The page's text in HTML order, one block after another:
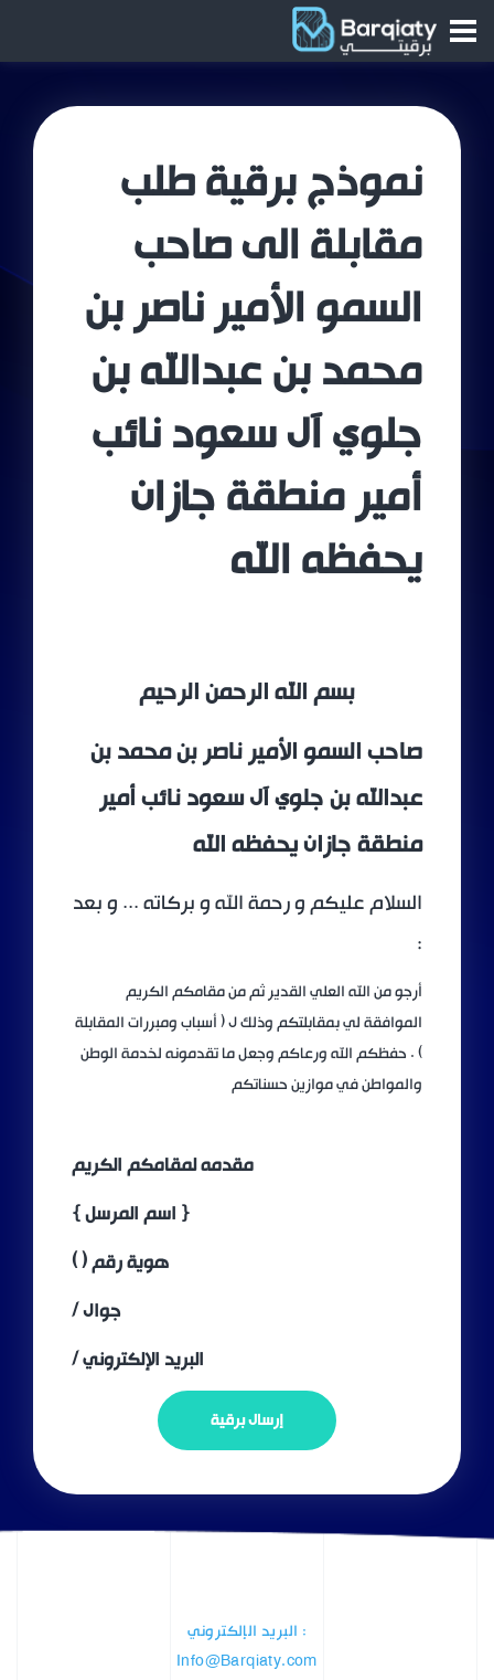
نموذج برقية طلب
مقابلة الى صاحب
السمو الأمير ناصر بن
محمد بن عبدالله بن
جلوي آل سعود نائب
أمير منطقة جازان
يحفظه الله
بسم الله الرحمن الرحيم
صاحب السمو الأمير ناصر بن محمد بن
عبدالله بن جلوي آل سعود نائب أمير
منطقة جازان يحفظه الله
السلام عليكم و رحمة الله و بركاته ... و بعد
:
أرجو من الله العلي القدير ثم من مقامكم الكريم
الموافقة لي بمقابلتكم وذلك ل ( أسباب ومبررات المقابلة
) . حفظكم الله ورعاكم وجعل ما تقدمونه لخدمة الوطن
والمواطن في موازين حسناتكم
مقدمه لمقامكم الكريم
{ اسم المرسل }
هوية رقم ( )
جوال /
البريد الإلكتروني /
إرسال برقية
: البريد الإلكتروني
Info@Barqiaty.com